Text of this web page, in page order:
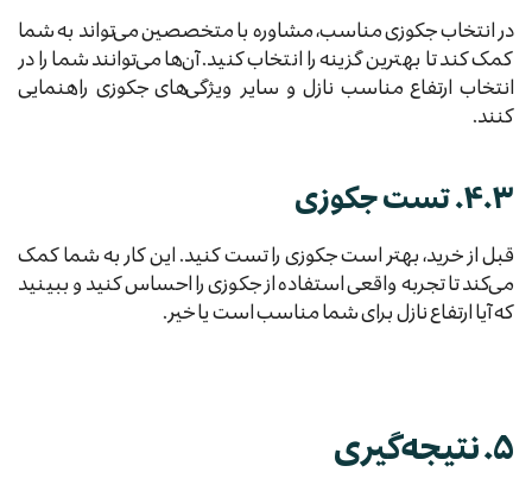
در انتخاب جکوزی مناسب، مشاوره با متخصصین می‌تواند به شما
کمک کند تا بهترین گزینه را انتخاب کنید. آن‌ها می‌توانند شما را در
انتخاب ارتفاع مناسب نازل و سایر ویژگی‌های جکوزی راهنمایی
کنند.
۴.۳. تست جکوزی
قبل از خرید، بهتر است جکوزی را تست کنید. این کار به شما کمک
می‌کند تا تجربه واقعی استفاده از جکوزی را احساس کنید و ببینید
که آیا ارتفاع نازل برای شما مناسب است یا خیر.
۵. نتیجه‌گیری